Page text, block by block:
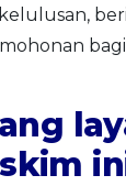
bagi